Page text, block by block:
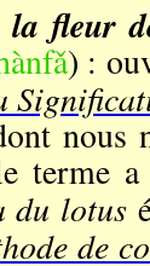
la fleur
) :
nous
terme
du lotus
de